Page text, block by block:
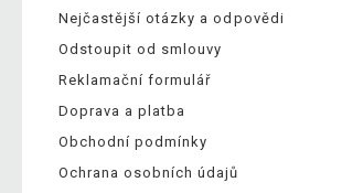
Nejčastější otázky a odpovědi
Odstoupit od smlouvy
Reklamační formulář
Doprava a platba
Obchodní podmínky
Ochrana osobních údajů